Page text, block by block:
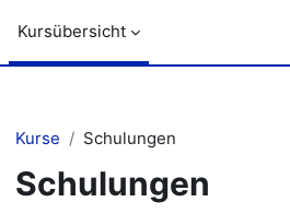
Kursübersicht
Kurse Schulungen
Schulungen